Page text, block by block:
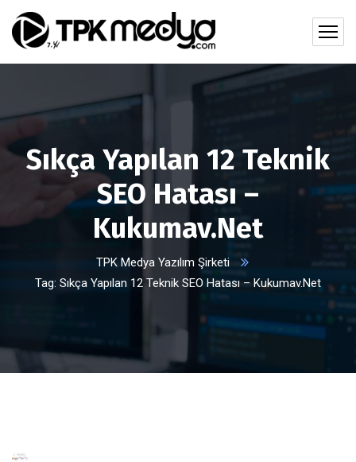
Sıkça Yapılan 12 Teknik
SEO Hatası –
Kukumav.Net
TPK Medya Yazılım Şirketi
Tag: Sıkça Yapılan 12 Teknik SEO Hatası – Kukumav.Net